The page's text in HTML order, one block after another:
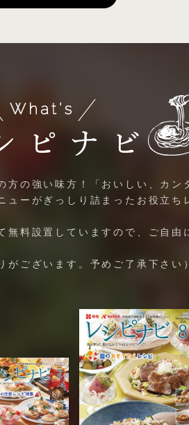
方の強い味方！「おいしい、カン
ューがぎっしり詰まったお役立ち
無料設置していますので、ご自由
がございます。予めご了承下さい